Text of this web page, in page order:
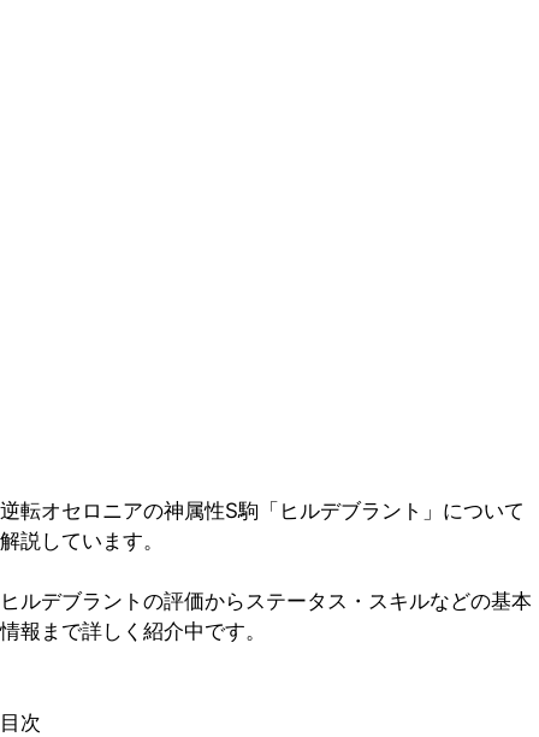
逆転オセロニアの神属性S駒「ヒルデブラント」について
解説しています。
ヒルデブラントの評価からステータス・スキルなどの基本
情報まで詳しく紹介中です。
目次